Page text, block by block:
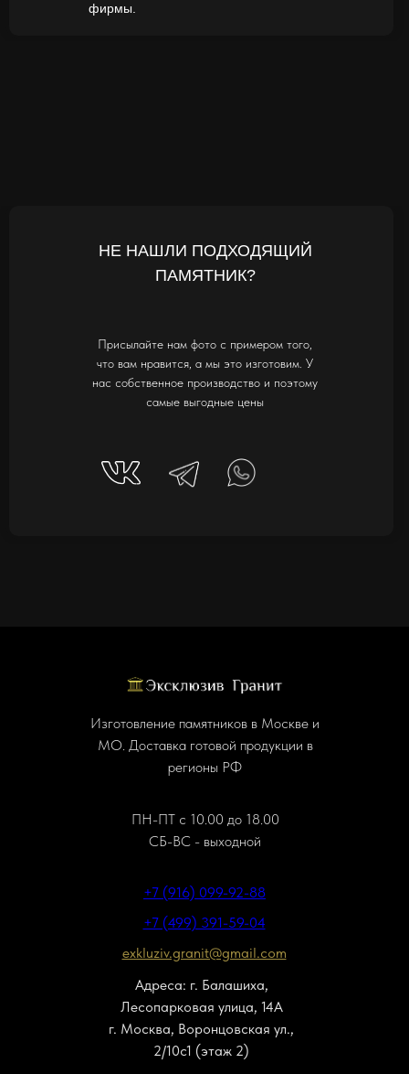
фирмы.
НЕ НАШЛИ ПОДХОДЯЩИЙ
ПАМЯТНИК?
Присылайте нам фото с примером того,
что вам нравится, а мы это изготовим. У
нас собственное производство и поэтому
самые выгодные цены
exkluziv.granit@gmail.com
Изготовление памятников в Москве и
МО. Доставка готовой продукции в
регионы РФ
ПН-ПТ с 10.00 до 18.00
СБ-ВС - выходной
Адреса: г. Балашиха,
Лесопарковая улица, 14А
г. Москва, Воронцовская ул.,
2/10с1 (этаж 2)
+7 (916) 099-92-88
+7 (499) 391-59-04